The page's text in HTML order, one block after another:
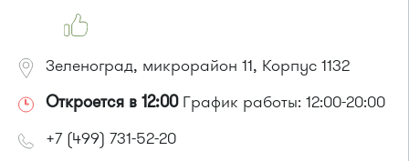
Зеленоград, микрорайон 11, Корпус 1132
Откроется в 12:00График работы: 12:00-20:00
+7 (499) 731-52-20